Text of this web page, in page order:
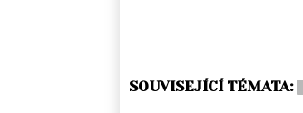
SOUVISEJÍCÍ TÉMATA: